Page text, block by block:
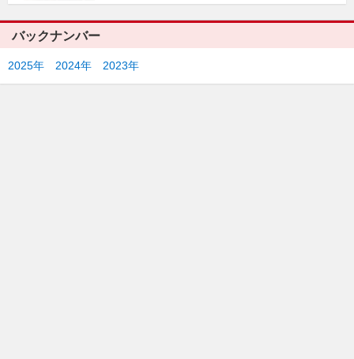
バックナンバー
2025年 2024年 2023年